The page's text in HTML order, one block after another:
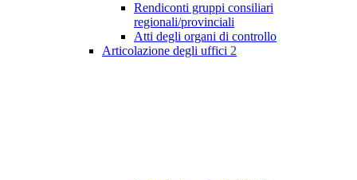
Rendiconti gruppi consiliari
regionali/provinciali
Atti degli organi di controllo
Articolazione degli uffici 2